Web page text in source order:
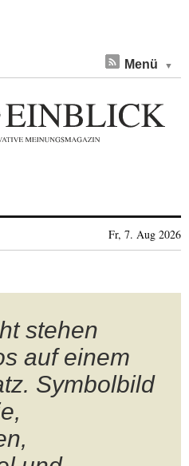
Menü
Fr, 7. Aug 2026
stehen
auf einem
Symbolbild